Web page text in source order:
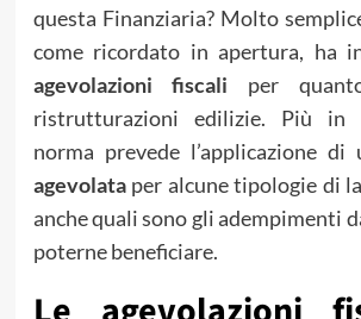
questa Finanziaria? Molto
come ricordato in apertura, ha
agevolazioni fiscali per
ristrutturazioni edilizie. Più in
norma prevede l’applicazione di
agevolataper alcune tipologie di
anche quali sono gli adempimenti
poterne beneficiare.